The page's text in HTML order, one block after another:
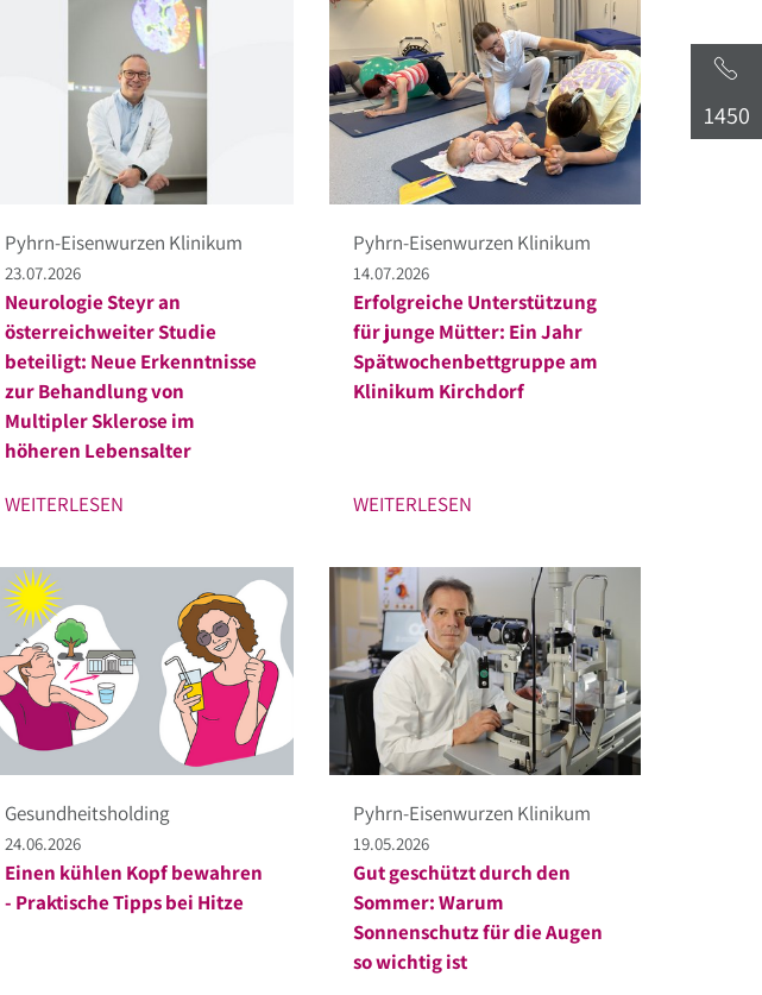
1450
Pyhrn-Eisenwurzen Klinikum
23.07.2026
Neurologie Steyr an
österreichweiter Studie
beteiligt: Neue Erkenntnisse
zur Behandlung von
Multipler Sklerose im
höheren Lebensalter
WEITERLESEN
Pyhrn-Eisenwurzen Klinikum
14.07.2026
Erfolgreiche Unterstützung
für junge Mütter: Ein Jahr
Spätwochenbettgruppe am
Klinikum Kirchdorf
WEITERLESEN
Gesundheitsholding
24.06.2026
Einen kühlen Kopf bewahren
- Praktische Tipps bei Hitze
Pyhrn-Eisenwurzen Klinikum
19.05.2026
Gut geschützt durch den
Sommer: Warum
Sonnenschutz für die Augen
so wichtig ist